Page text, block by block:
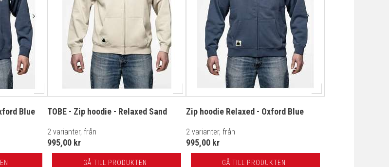
Blue TOBE - Zip hoodie - Relaxed Sand
2 varianter, från
995,00 kr
GÅ TILL PRODUKTEN
Zip hoodie Relaxed - Oxford Blue
2 varianter, från
995,00 kr
GÅ TILL PRODUKTEN